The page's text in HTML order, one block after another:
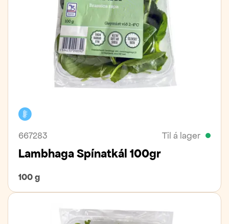
667283 Til á lager
Lambhaga Spínatkál 100gr
100 g